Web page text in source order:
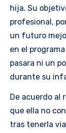
hija. Su
profesional,
un futuro
en el
pasara ni un
durante su
De acuerdo al
que ella no
tras tenerla